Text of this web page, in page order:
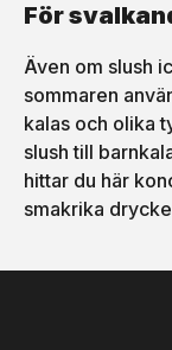
För
Även om slush
sommaren
kalas och olika
slush till
hittar du här
smakrika